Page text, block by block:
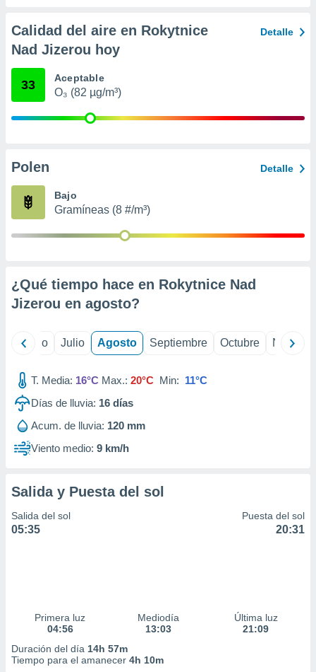
e
publicidad
1199
Calidad del aire en Rokytnice
Nad Jizerou hoy
Detalle
33 Aceptable
O₃ (82 µg/m³)
Polen Detalle
Bajo
Gramíneas (8 #/m³)
¿Qué tiempo hace en Rokytnice Nad
Jizerou en agosto?
Junio Julio Agosto Septiembre Octubre
T. Media: 16°C Max.: 20°C Min: 11°C
Días de lluvia: 16 días
Acum. de lluvia: 120 mm
Viento medio: 9 km/h
Salida y Puesta del sol
Salida del sol
05:35
Puesta del sol
20:31
Primera luz
04:56
Mediodía
13:03
Última luz
21:09
Duración del día 14h 57m
Tiempo para el amanecer 4h 10m